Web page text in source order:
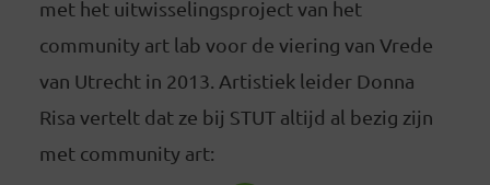
met het uitwisselingsproject van het
community art lab voor de viering van Vrede
van Utrecht in 2013. Artistiek leider Donna
Risa vertelt dat ze bij STUT altijd al bezig zijn
met community art: